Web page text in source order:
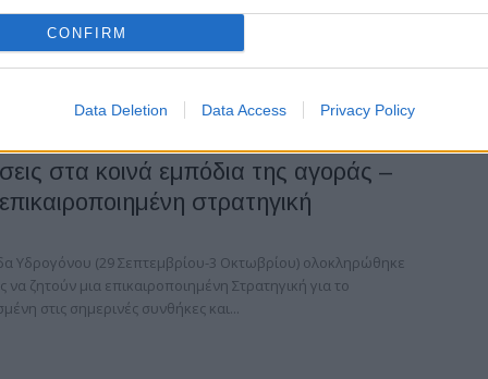
CONFIRM
Data Deletion Data Access Privacy Policy
οι εταιρείες Repsol SA και Enagás Renovable SA έλαβαν την
στα κοινά εμπόδια της αγοράς –
στρατηγική
Υδρογόνου (29 Σεπτεμβρίου-3 Οκτωβρίου) ολοκληρώθηκε
να ζητούν μια επικαιροποιημένη Στρατηγική για το
στις σημερινές συνθήκες και...